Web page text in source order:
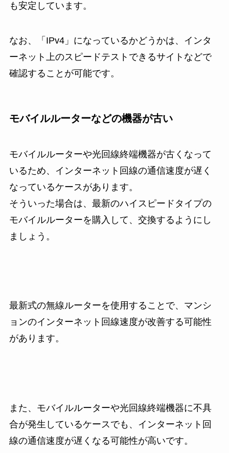
も安定しています。
なお、「IPv4」になっているかどうかは、インタ
ーネット上のスピードテストできるサイトなどで
確認することが可能です。
モバイルルーターなどの機器が古い
モバイルルーターや光回線終端機器が古くなって
いるため、インターネット回線の通信速度が遅く
なっているケースがあります。
そういった場合は、最新のハイスピードタイプの
モバイルルーターを購入して、交換するようにし
ましょう。
最新式の無線ルーターを使用することで、マンシ
ョンのインターネット回線速度が改善する可能性
があります。
また、モバイルルーターや光回線終端機器に不具
合が発生しているケースでも、インターネット回
線の通信速度が遅くなる可能性が高いです。